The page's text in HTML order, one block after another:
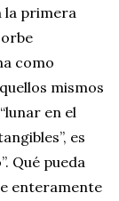
la primera
como
mismos
en el
es
Qué pueda
enteramente